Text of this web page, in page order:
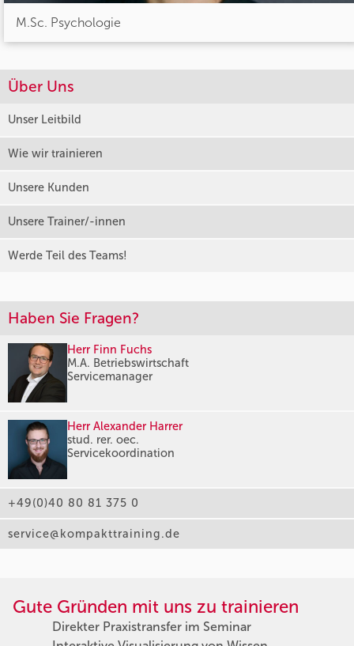
Haben Sie Fragen?
Herr Finn Fuchs
M.A. Betriebswirtschaft
Servicemanager
Herr Alexander Harrer
stud. rer. oec.
Servicekoordination
+49(0)40 80 81 375 0
service@kompakttraining.de
Über Uns
Unser Leitbild
Wie wir trainieren
Unsere Kunden
Unsere Trainer/-innen
Werde Teil des Teams!
M.Sc. Psychologie
Gute Gründen mit uns zu trainieren
Direkter Praxistransfer im Seminar